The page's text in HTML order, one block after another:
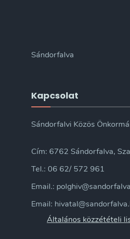
Sándorfalva
Kapcsolat
Sándorfalvi Közös
Cím: 6762 Sándorfalva,
Tel.: 06 62/ 572 961
Email.:
Email:
Általános közzétételi